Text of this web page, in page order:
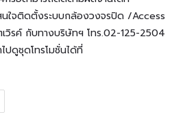
ใจติดตั้งระบบกล้องวงจรปิด /Access
วิรค์ กับทางบริษัทฯ โทร.02-125-2504
ดูชุดโทรโมชั่นได้ที่
ร